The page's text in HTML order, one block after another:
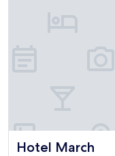
Hotel March
Hotel March